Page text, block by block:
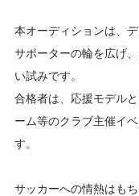
本オーディションは、
サポーターの輪を広げ
い試みです。
合格者は、応援モデル
ーム等のクラブ主催イ
す。
サッカーへの情熱はも